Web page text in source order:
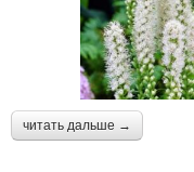
читать дальше →